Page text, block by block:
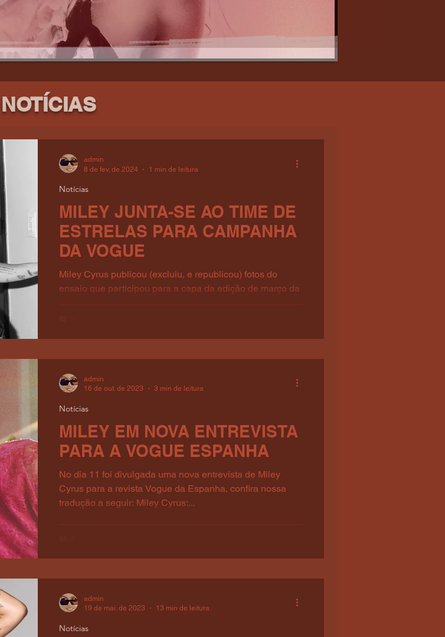
NOTÍCIAS
MILEY JUNTA-SE AO TIME DE
ESTRELAS PARA CAMPANHA
DA VOGUE
Miley Cyrus publicou (excluiu, e republicou) fotos do
ensaio que participou para a capa da edição de março da
Notícias
admin
8 de fev. de 2024
1 min de leitura
MILEY EM NOVA ENTREVISTA
PARA A VOGUE ESPANHA
No dia 11 foi divulgada uma nova entrevista de Miley
Cyrus para a revista Vogue da Espanha, confira nossa
tradução a seguir: Miley Cyrus:...
Notícias
admin
16 de out. de 2023
3 min de leitura
Notícias
admin
19 de mai. de 2023
13 min de leitura